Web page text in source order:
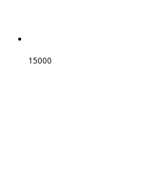
15000